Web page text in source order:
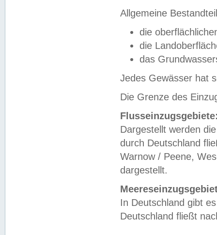
Allgemeine
die
die
das
Jedes Gewässer hat
Die Grenze des
Dargestellt werden
durch Deutschland
Warnow / Peene,
dargestellt.
In Deutschland gibt
Deutschland fließt